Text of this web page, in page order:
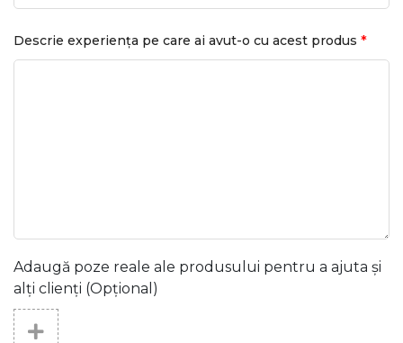
Descrie experiența pe care ai avut-o cu acest produs *
Adaugă poze reale ale produsului pentru a ajuta și
alți clienți (Opțional)